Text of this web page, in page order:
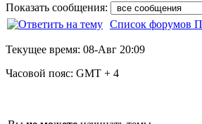
Показать сообщения:
Список форумов
Текущее время: 08-Авг 20:09
Часовой пояс: GMT + 4